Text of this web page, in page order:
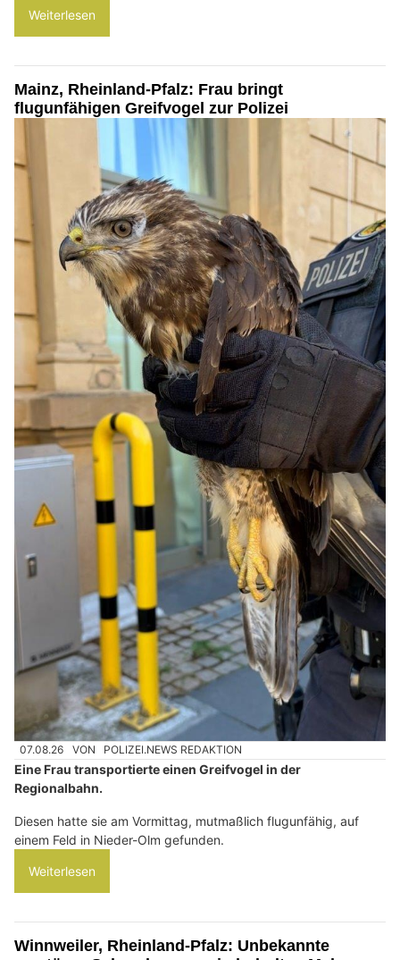
Weiterlesen
Mainz, Rheinland-Pfalz: Frau bringt
flugunfähigen Greifvogel zur Polizei
07.08.26 VON POLIZEI.NEWS REDAKTION
Eine Frau transportierte einen Greifvogel in der
Regionalbahn.
Diesen hatte sie am Vormittag, mutmaßlich flugunfähig, auf
einem Feld in Nieder-Olm gefunden.
Weiterlesen
Winnweiler, Rheinland-Pfalz: Unbekannte